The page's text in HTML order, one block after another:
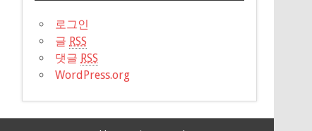
로그인
글 RSS
댓글 RSS
WordPress.org